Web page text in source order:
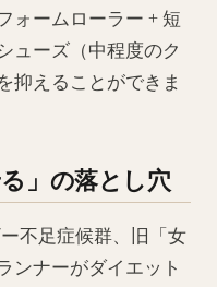
ォームローラー + 短
ューズ（中程度のク
抑えることができま
」の落とし穴
不足症候群、旧「女
ンナーがダイエット